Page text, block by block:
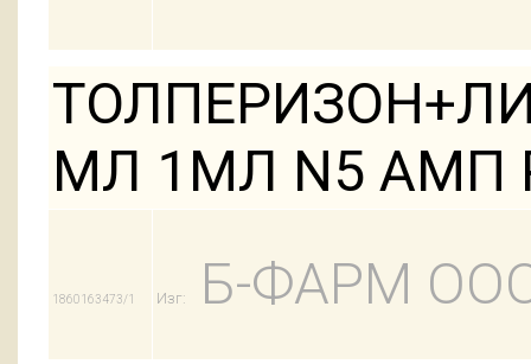
МЛ 1МЛ N5 АМП
1860163473/1 Изг: Б-ФАРМ